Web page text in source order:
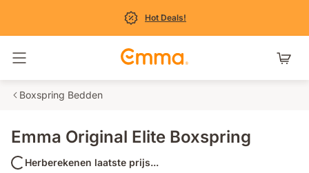
Hot Deals!
Navigatie in- en uitschakelen
Boxspring Bedden
Emma Original Elite Boxspring
Herberekenen laatste prijs...